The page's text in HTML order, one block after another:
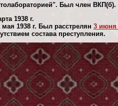
Был член ВКП(б).
1938 г.
1938 г. Был расстрелян 3 июня
состава преступления.